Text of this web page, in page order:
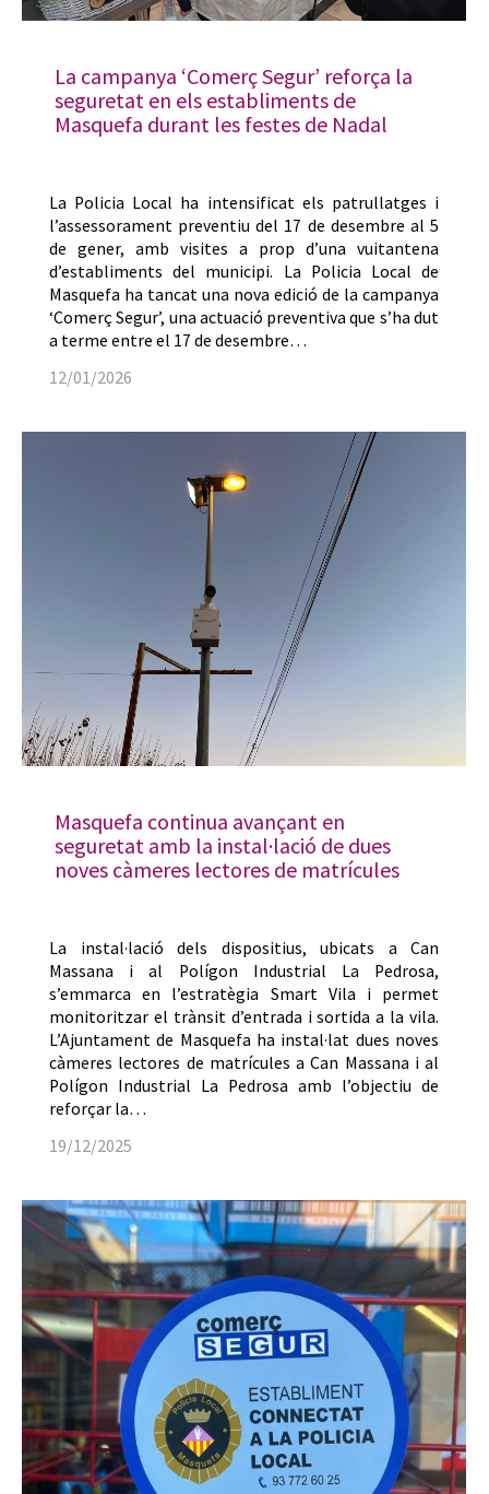
La campanya ‘Comerç Segur’ reforça la
seguretat en els establiments de
Masquefa durant les festes de Nadal
La Policia Local ha intensificat els patrullatges i
l’assessorament preventiu del 17 de desembre al 5
de gener, amb visites a prop d’una vuitantena
d’establiments del municipi. La Policia Local de
Masquefa ha tancat una nova edició de la campanya
‘Comerç Segur’, una actuació preventiva que s’ha dut
a terme entre el 17 de desembre…
12/01/2026
Masquefa continua avançant en
seguretat amb la instal·lació de dues
noves càmeres lectores de matrícules
La instal·lació dels dispositius, ubicats a Can
Massana i al Polígon Industrial La Pedrosa,
s’emmarca en l’estratègia Smart Vila i permet
monitoritzar el trànsit d’entrada i sortida a la vila.
L’Ajuntament de Masquefa ha instal·lat dues noves
càmeres lectores de matrícules a Can Massana i al
Polígon Industrial La Pedrosa amb l’objectiu de
reforçar la…
19/12/2025